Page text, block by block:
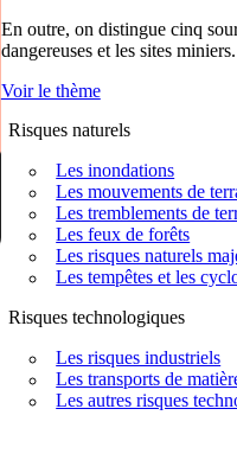
En outre, on distingue cinq
dangereuses et les sites miniers.
Voir le thème
Risques naturels
Les inondations
Les mouvements de
Les tremblements de
Les feux de forêts
Les risques naturels
Les tempêtes et les
Risques technologiques
Les risques industriels
Les transports de
Les autres risques